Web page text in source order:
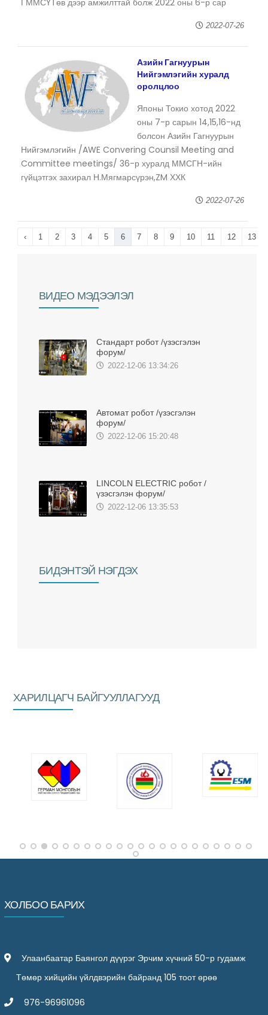
ГММСҮТөв дээр амжилттай болж 2022 оны 6-р сар
2022-07-26
Азийн Гагнуурын
Нийгэмлэгийн хуралд
оролцлоо
Японы Токио хотод 2022
оны 7-р сарын 14,15,16-нд
болсон Азийн Гагнуурын
Нийгэмлэгийн /AWE Convering Counsil Meeting and
Committee meetings/ 36-р хуралд ММСГН-ийн
гүйцэтгэх захирал Н.Мягмарсүрэн,ZM ХХК
2022-07-26
‹ 1 2 3 4 5 6 7 8 9 10 11 12 13
BИДЕО МЭДЭЭЛЭЛ
Стандарт робот /үзэсгэлэн
форум/
2022-12-06 13:34:26
Автомат робот /үзэсгэлэн
форум/
2022-12-06 15:20:48
LINCOLN ELECTRIC робот /
үзэсгэлэн форум/
2022-12-06 13:35:53
БИДЭНТЭЙ НЭГДЭХ
ХАРИЛЦАГЧ БАЙГУУЛЛАГУУД
ХОЛБОО БАРИХ
Улаанбаатар Баянгол дүүрэг Эрчим хүчний 50-р гудамж
Төмөр хийцийн үйлдвэрийн байранд 105 тоот өрөө
976-96961096